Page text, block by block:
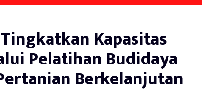
Tingkatkan Kapasitas
Pelatihan Budidaya
Berkelanjutan